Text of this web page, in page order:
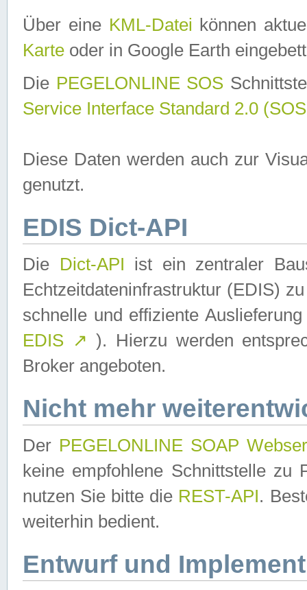
Über eine KML-Datei können
Karte oder in Google Earth
Die PEGELONLINE SOS
Service Interface Standard 2.0
Diese Daten werden auch zur
genutzt.
EDIS Dict-API
Die Dict-API ist ein zentraler
Echtzeitdateninfrastruktur (EDIS)
schnelle und effiziente
EDIS ↗ ). Hierzu werden
Broker angeboten.
Nicht mehr
Der PEGELONLINE SOAP
keine empfohlene Schnittstelle zu
nutzen Sie bitte die REST-API.
weiterhin bedient.
Entwurf und